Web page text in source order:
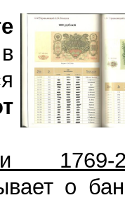
1769-
о